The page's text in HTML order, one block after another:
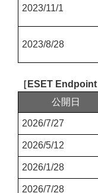
2023/11/1
2023/8/28
［ESET
公開日
2026/7/27
2026/5/12
2026/1/28
2026/7/28